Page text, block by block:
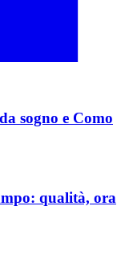
sogno e Como
qualità, ora